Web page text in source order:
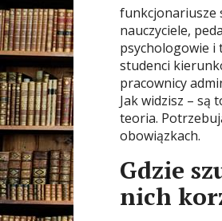
funkcjonariusze
nauczyciele,
psychologowie i
studenci
pracownicy
Jak widzisz – są
teoria.
obowiązkach.
Gdzie
nich